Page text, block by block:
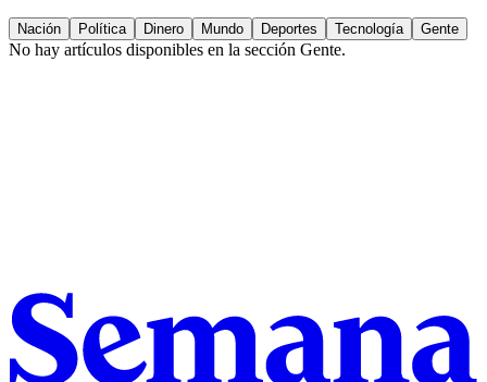
Nación Política Dinero Mundo Deportes Tecnología Gente
No hay artículos disponibles en la sección Gente.